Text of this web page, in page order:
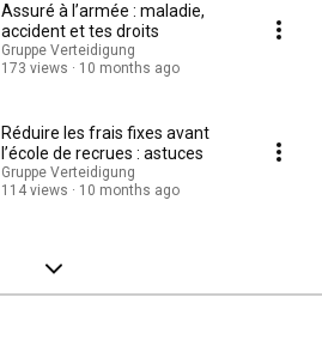
Assuré à l’armée : maladie,
accident et tes droits
Gruppe Verteidigung
173 views
10 months ago
Réduire les frais fixes avant
l’école de recrues : astuces
Gruppe Verteidigung
114 views
10 months ago